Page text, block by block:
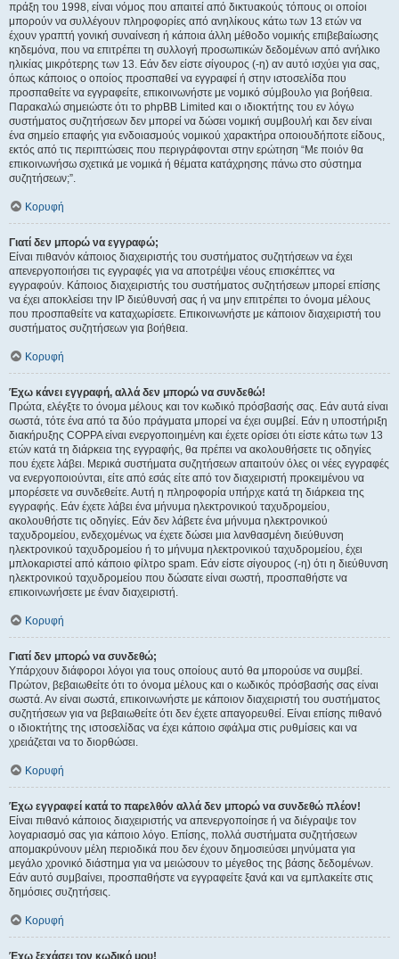
πράξη του 1998, είναι νόμος που απαιτεί από δικτυακούς τόπους οι οποίοι
μπορούν να συλλέγουν πληροφορίες από ανηλίκους κάτω των 13 ετών να
έχουν γραπτή γονική συναίνεση ή κάποια άλλη μέθοδο νομικής επιβεβαίωσης
κηδεμόνα, που να επιτρέπει τη συλλογή προσωπικών δεδομένων από ανήλικο
ηλικίας μικρότερης των 13. Εάν δεν είστε σίγουρος (-η) αν αυτό ισχύει για σας,
όπως κάποιος ο οποίος προσπαθεί να εγγραφεί ή στην ιστοσελίδα που
προσπαθείτε να εγγραφείτε, επικοινωνήστε με νομικό σύμβουλο για βοήθεια.
Παρακαλώ σημειώστε ότι το phpBB Limited και ο ιδιοκτήτης του εν λόγω
συστήματος συζητήσεων δεν μπορεί να δώσει νομική συμβουλή και δεν είναι
ένα σημείο επαφής για ενδοιασμούς νομικού χαρακτήρα οποιουδήποτε είδους,
εκτός από τις περιπτώσεις που περιγράφονται στην ερώτηση “Με ποιόν θα
επικοινωνήσω σχετικά με νομικά ή θέματα κατάχρησης πάνω στο σύστημα
συζητήσεων;”.
Κορυφή
Γιατί δεν μπορώ να εγγραφώ;
Είναι πιθανόν κάποιος διαχειριστής του συστήματος συζητήσεων να έχει
απενεργοποιήσει τις εγγραφές για να αποτρέψει νέους επισκέπτες να
εγγραφούν. Κάποιος διαχειριστής του συστήματος συζητήσεων μπορεί επίσης
να έχει αποκλείσει την IP διεύθυνσή σας ή να μην επιτρέπει το όνομα μέλους
που προσπαθείτε να καταχωρίσετε. Επικοινωνήστε με κάποιον διαχειριστή του
συστήματος συζητήσεων για βοήθεια.
Κορυφή
Έχω κάνει εγγραφή, αλλά δεν μπορώ να συνδεθώ!
Πρώτα, ελέγξτε το όνομα μέλους και τον κωδικό πρόσβασής σας. Εάν αυτά είναι
σωστά, τότε ένα από τα δύο πράγματα μπορεί να έχει συμβεί. Εάν η υποστήριξη
διακήρυξης COPPA είναι ενεργοποιημένη και έχετε ορίσει ότι είστε κάτω των 13
ετών κατά τη διάρκεια της εγγραφής, θα πρέπει να ακολουθήσετε τις οδηγίες
που έχετε λάβει. Μερικά συστήματα συζητήσεων απαιτούν όλες οι νέες εγγραφές
να ενεργοποιούνται, είτε από εσάς είτε από τον διαχειριστή προκειμένου να
μπορέσετε να συνδεθείτε. Αυτή η πληροφορία υπήρχε κατά τη διάρκεια της
εγγραφής. Εάν έχετε λάβει ένα μήνυμα ηλεκτρονικού ταχυδρομείου,
ακολουθήστε τις οδηγίες. Εάν δεν λάβετε ένα μήνυμα ηλεκτρονικού
ταχυδρομείου, ενδεχομένως να έχετε δώσει μια λανθασμένη διεύθυνση
ηλεκτρονικού ταχυδρομείου ή το μήνυμα ηλεκτρονικού ταχυδρομείου, έχει
μπλοκαριστεί από κάποιο φίλτρο spam. Εάν είστε σίγουρος (-η) ότι η διεύθυνση
ηλεκτρονικού ταχυδρομείου που δώσατε είναι σωστή, προσπαθήστε να
επικοινωνήσετε με έναν διαχειριστή.
Κορυφή
Γιατί δεν μπορώ να συνδεθώ;
Υπάρχουν διάφοροι λόγοι για τους οποίους αυτό θα μπορούσε να συμβεί.
Πρώτον, βεβαιωθείτε ότι το όνομα μέλους και ο κωδικός πρόσβασής σας είναι
σωστά. Αν είναι σωστά, επικοινωνήστε με κάποιον διαχειριστή του συστήματος
συζητήσεων για να βεβαιωθείτε ότι δεν έχετε απαγορευθεί. Είναι επίσης πιθανό
ο ιδιοκτήτης της ιστοσελίδας να έχει κάποιο σφάλμα στις ρυθμίσεις και να
χρειάζεται να το διορθώσει.
Κορυφή
Έχω εγγραφεί κατά το παρελθόν αλλά δεν μπορώ να συνδεθώ πλέον!
Είναι πιθανό κάποιος διαχειριστής να απενεργοποίησε ή να διέγραψε τον
λογαριασμό σας για κάποιο λόγο. Επίσης, πολλά συστήματα συζητήσεων
απομακρύνουν μέλη περιοδικά που δεν έχουν δημοσιεύσει μηνύματα για
μεγάλο χρονικό διάστημα για να μειώσουν το μέγεθος της βάσης δεδομένων.
Εάν αυτό συμβαίνει, προσπαθήστε να εγγραφείτε ξανά και να εμπλακείτε στις
δημόσιες συζητήσεις.
Κορυφή
Έχω ξεχάσει τον κωδικό μου!